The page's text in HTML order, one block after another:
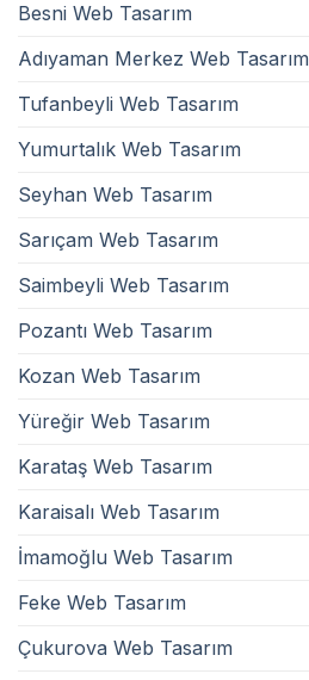
Besni Web Tasarım
Adıyaman Merkez Web Tasarım
Tufanbeyli Web Tasarım
Yumurtalık Web Tasarım
Seyhan Web Tasarım
Sarıçam Web Tasarım
Saimbeyli Web Tasarım
Pozantı Web Tasarım
Kozan Web Tasarım
Yüreğir Web Tasarım
Karataş Web Tasarım
Karaisalı Web Tasarım
İmamoğlu Web Tasarım
Feke Web Tasarım
Çukurova Web Tasarım